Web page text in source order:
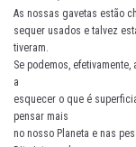
As nossas gavetas estão
sequer usados e talvez
tiveram.
Se podemos,
a
esquecer o que é
pensar mais
no nosso Planeta e nas